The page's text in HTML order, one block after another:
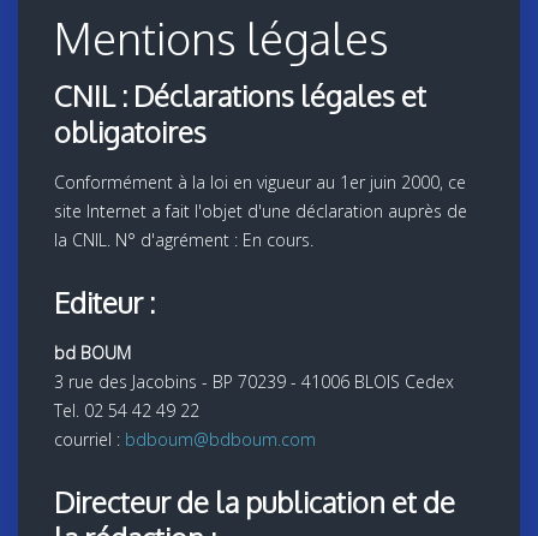
Mentions légales
CNIL : Déclarations légales et
obligatoires
Conformément à la loi en vigueur au 1er juin 2000, ce
site Internet a fait l'objet d'une déclaration auprès de
la CNIL. N° d'agrément : En cours.
Editeur :
bd BOUM
3 rue des Jacobins - BP 70239 - 41006 BLOIS Cedex
Tel. 02 54 42 49 22
courriel : bdboum@bdboum.com
Directeur de la publication et de